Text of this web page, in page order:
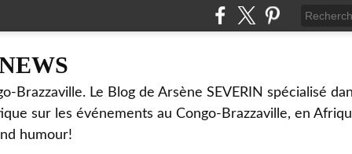
Brazzaville. Le Blog de Arsène SEVERIN spécialisé
sur les événements au Congo-Brazzaville, en
humour!